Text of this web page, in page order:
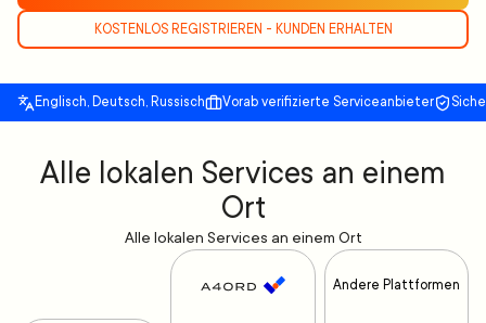
KOSTENLOS REGISTRIEREN - KUNDEN ERHALTEN
Englisch, Deutsch, Russisch Vorab verifizierte Serviceanbieter
Alle lokalen Services an einem
Ort
Alle lokalen Services an einem Ort
Andere Plattformen